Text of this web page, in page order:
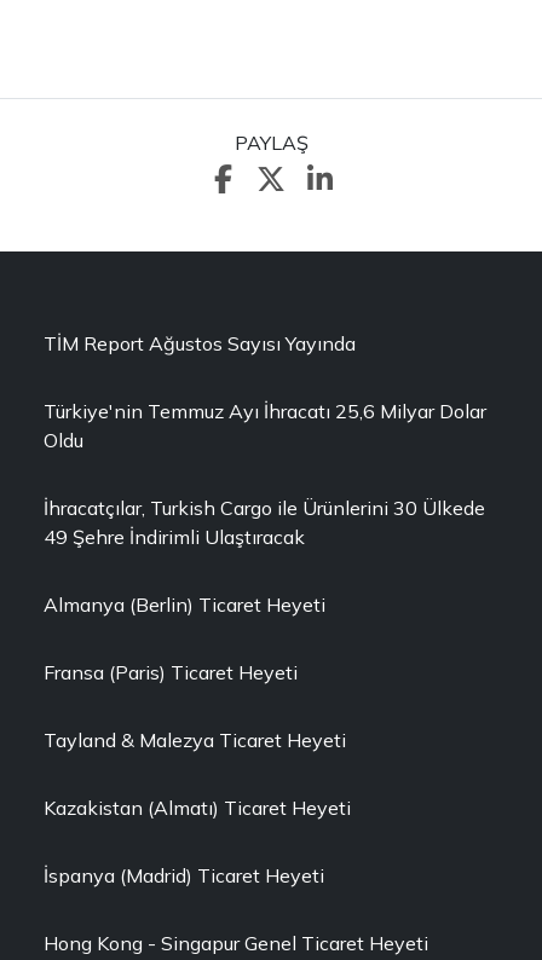
PAYLAŞ
TİM Report Ağustos Sayısı Yayında
Türkiye'nin Temmuz Ayı İhracatı 25,6 Milyar Dolar
Oldu
İhracatçılar, Turkish Cargo ile Ürünlerini 30 Ülkede
49 Şehre İndirimli Ulaştıracak
Almanya (Berlin) Ticaret Heyeti
Fransa (Paris) Ticaret Heyeti
Tayland & Malezya Ticaret Heyeti
Kazakistan (Almatı) Ticaret Heyeti
İspanya (Madrid) Ticaret Heyeti
Hong Kong - Singapur Genel Ticaret Heyeti